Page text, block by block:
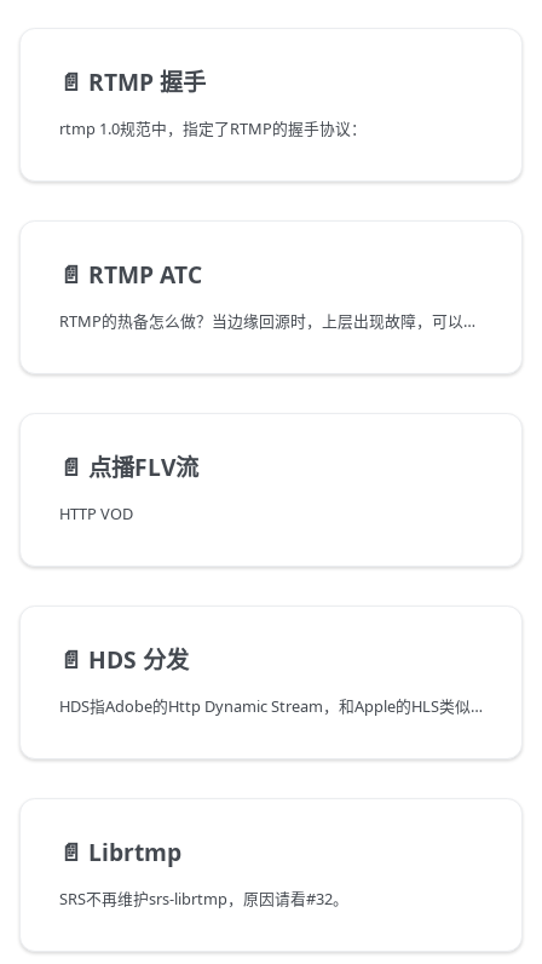
📄️ RTMP 握手
rtmp 1.0规范中，指定了RTMP的握手协议：
📄️ RTMP ATC
RTMP的热备怎么做？当边缘回源时，上层出现故障，可以切换到另外一个上层，所以RTMP热备只需要指定多个上层/源站就可以。边缘在故障切换时，会重新连接新服务器，客户端连接还没有断开，所以看起来就像是编码器重新推流了，画面最多抖动一下或者卡一下。
📄️ 点播FLV流
HTTP VOD
📄️ HDS 分发
HDS指Adobe的Http Dynamic Stream，和Apple的HLS类似。
📄️ Librtmp
SRS不再维护srs-librtmp，原因请看#32。